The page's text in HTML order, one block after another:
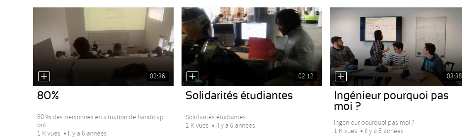
02:36
80%
80 % des personnes en situation de handicap
ont...
1 K vues
Il y a 6 années
02:12
Solidarités étudiantes
Solidarités étudiantes
1 K vues
Il y a 6 années
03:38
Ingénieur pourquoi pas
moi ?
Ingénieur pourquoi pas moi ?
1 K vues
Il y a 6 années